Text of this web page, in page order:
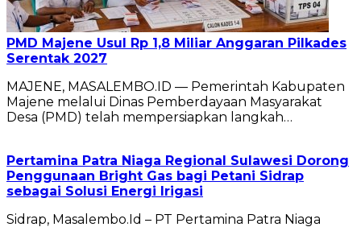
PMD Majene Usul Rp 1,8 Miliar Anggaran Pilkades
Serentak 2027
MAJENE, MASALEMBO.ID — Pemerintah Kabupaten
Majene melalui Dinas Pemberdayaan Masyarakat
Desa (PMD) telah mempersiapkan langkah…
Pertamina Patra Niaga Regional Sulawesi Dorong
Penggunaan Bright Gas bagi Petani Sidrap
sebagai Solusi Energi Irigasi
Sidrap, Masalembo.Id – PT Pertamina Patra Niaga